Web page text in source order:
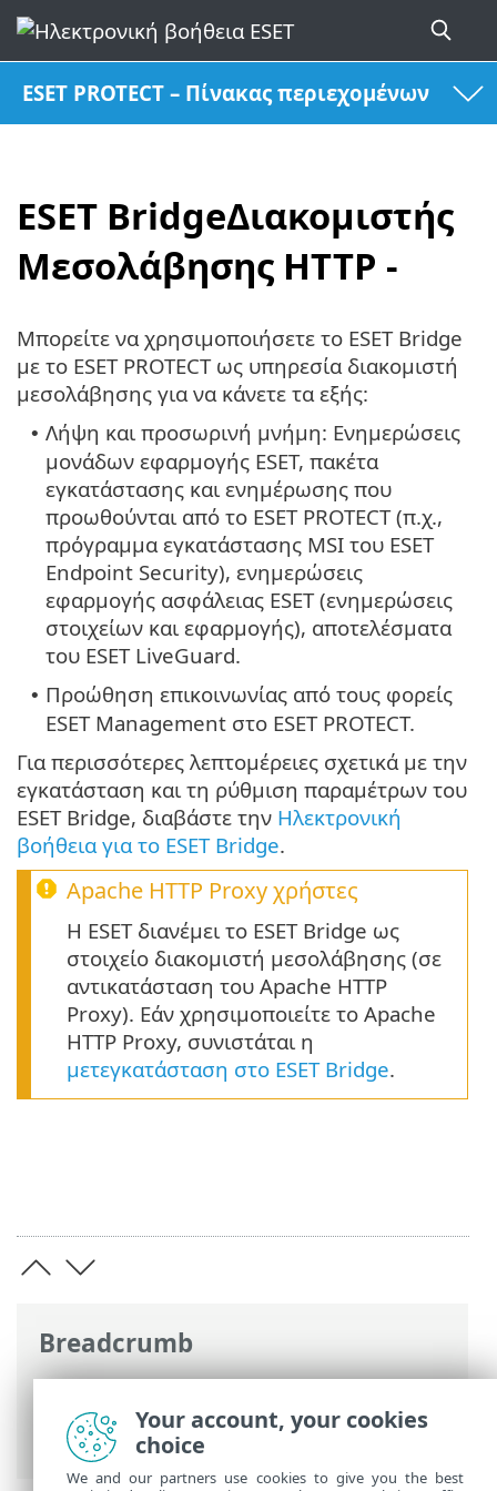
ESET PROTECT – Πίνακας περιεχομένων
ESET BridgeΔιακομιστής
Μεσολάβησης HTTP -
Breadcrumb
Ηλεκτρονική βοήθεια ESET>ESET
PROTECT
>Έναρξη> ESET
BridgeΔιακομιστής Μεσολάβησης HTTP -
Μπορείτε να χρησιμοποιήσετε το ESET Bridge
με το ESET PROTECT ως υπηρεσία διακομιστή
μεσολάβησης για να κάνετε τα εξής:
• Λήψη και προσωρινή μνήμη: Ενημερώσεις
μονάδων εφαρμογής ESET, πακέτα
εγκατάστασης και ενημέρωσης που
προωθούνται από το ESET PROTECT (π.χ.,
πρόγραμμα εγκατάστασης MSI του ESET
Endpoint Security), ενημερώσεις
εφαρμογής ασφάλειας ESET (ενημερώσεις
στοιχείων και εφαρμογής), αποτελέσματα
του ESET LiveGuard.
• Προώθηση επικοινωνίας από τους φορείς
ESET Management στο ESET PROTECT.
Για περισσότερες λεπτομέρειες σχετικά με την
εγκατάσταση και τη ρύθμιση παραμέτρων του
ESET Bridge, διαβάστε την Ηλεκτρονική
βοήθεια για το ESET Bridge.
Apache HTTP Proxyχρήστες
Η ESET διανέμει το ESET Bridge ως
στοιχείο διακομιστή μεσολάβησης (σε
αντικατάσταση του Apache HTTP
Proxy). Εάν χρησιμοποιείτε το Apache
HTTP Proxy, συνιστάται η
μετεγκατάσταση στο ESET Bridge.
Your account, your cookies
choice
We and our partners use cookies to give you the best